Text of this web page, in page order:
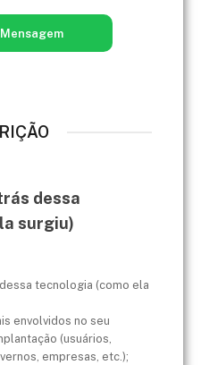
dessa
surgiu)
tecnologia (como ela
envolvidos no seu
(usuários,
empresas, etc.);